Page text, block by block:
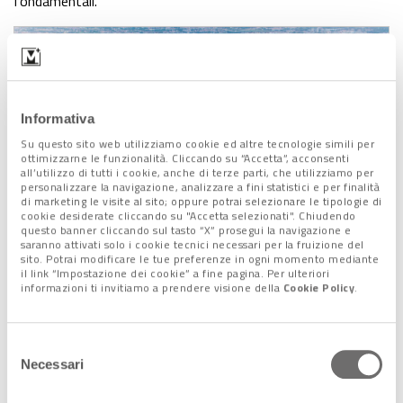
Informativa
Su questo sito web utilizziamo cookie ed altre tecnologie simili per
ottimizzarne le funzionalità. Cliccando su “Accetta”, acconsenti
all’utilizzo di tutti i cookie, anche di terze parti, che utilizziamo per
personalizzare la navigazione, analizzare a fini statistici e per finalità
di marketing le visite al sito; oppure potrai selezionare le tipologie di
cookie desiderate cliccando su "Accetta selezionati". Chiudendo
questo banner cliccando sul tasto “X” prosegui la navigazione e
saranno attivati solo i cookie tecnici necessari per la fruizione del
sito. Potrai modificare le tue preferenze in ogni momento mediante
il link “Impostazione dei cookie” a fine pagina. Per ulteriori
informazioni ti invitiamo a prendere visione della Cookie Policy.
delNecessari
Porto Marghera, Venezia
Ancor prima del Pnrr, che può dare un ulteriore impulso in
questa direzione, a Venezia si è infatti cominciato a lavorare
nell’ottica dell’
riutilizzo degli scarti